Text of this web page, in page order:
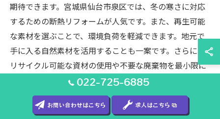
期待できます。宮城県仙台市泉区では、冬の寒さに対応
するための断熱リフォームが人気です。また、再生可能
な素材を選ぶことで、環境負荷を軽減できます。地元で
手に入る自然素材を活用することも一案です。さらに、
リサイクル可能な資材の使用や不要な廃棄物を最小限に
抑えることも考慮しましょう。サステナブルなリフォー
ムを通じて、住みやすさと環境配慮を両立させた住まい
を実現することが可能です。
022-725-6885
お問い合わせはこちら 求人はこちら